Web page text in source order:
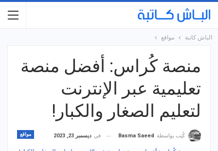
الباش كاتبة مواقع
منصة كُراس: أفضل منصة
تعليمية عبر الإنترنت
لتعليم الصغار والكبار!
مواقع كُتِب بواسطة Basma Saeed في ديسمبر 23, 2023